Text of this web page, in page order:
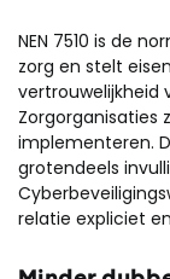
NEN 7510 is de
zorg en stelt
vertrouwelijkheid
Zorgorganisaties
implementeren.
grotendeels
relatie expliciet